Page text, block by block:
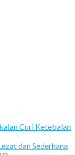
Curi Ketebalan
dan Sederhana